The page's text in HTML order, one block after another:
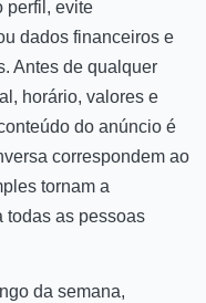
perfil, evite
dados financeiros e
Antes de qualquer
horário, valores e
do anúncio é
correspondem ao
tornam a
todas as pessoas
da semana,